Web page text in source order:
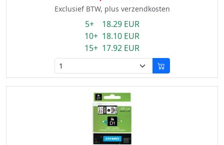
Exclusief BTW, plus verzendkosten
5+ 18.29 EUR
10+ 18.10 EUR
15+ 17.92 EUR